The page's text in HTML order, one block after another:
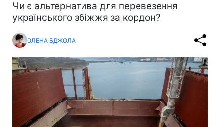
Чи є альтернатива для перевезення
українського збіжжя за кордон?
ОЛЕНА БДЖОЛА